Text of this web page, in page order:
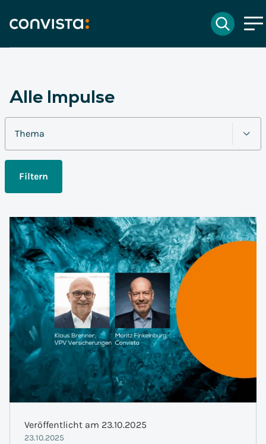
DE
Suchen
Alle Impulse
Filtern
Veröffentlicht am 23.10.2025
23.10.2025